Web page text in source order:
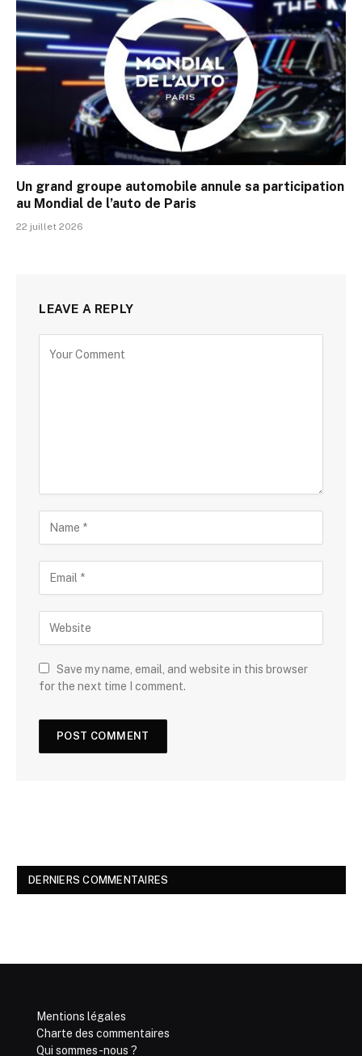
Un grand groupe automobile annule sa participation
au Mondial de l’auto de Paris
22 juillet 2026
LEAVE A REPLY
Save my name, email, and website in this browser
for the next time I comment.
DERNIERS COMMENTAIRES
Mentions légales
Charte des commentaires
Qui sommes-nous ?